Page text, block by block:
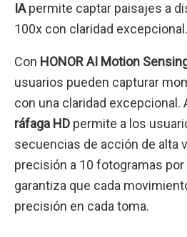
IApermite captar paisajes a
100x con claridad excepcional.
Con HONOR AI Motion
usuarios pueden capturar
con una claridad excepcional.
ráfaga HD permite a los
secuencias de acción de alta
precisión a 10 fotogramas por
garantiza que cada
precisión en cada toma.